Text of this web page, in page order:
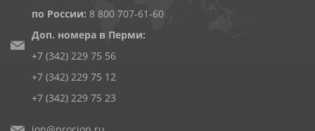
по России: 8 800 707-61-60
Доп. номера в Перми:
+7 (342) 229 75 56
+7 (342) 229 75 12
+7 (342) 229 75 23